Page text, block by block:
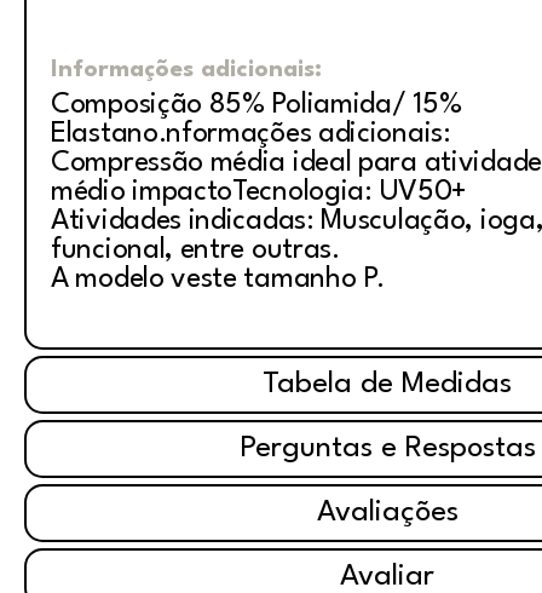
Informações adicionais:
Composição 85% Poliamida/ 15%
Elastano.nformações adicionais:
Compressão média ideal para
médio impactoTecnologia: UV50+
Atividades indicadas: Musculação,
funcional, entre outras.
A modelo veste tamanho P.
Tabela de Medidas
Perguntas e Respostas
Avaliações
Avaliar